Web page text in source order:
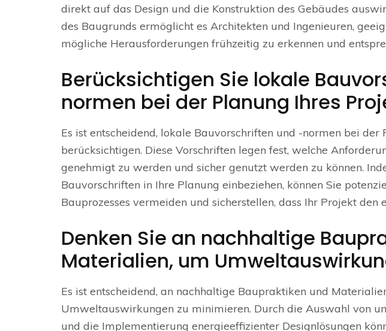
direkt auf das Design und die Konstruktion des Gebäudes
des Baugrunds ermöglicht es Architekten und Ingenieuren,
mögliche Herausforderungen frühzeitig zu erkennen und
Berücksichtigen Sie lokale
normen bei der Planung Ihres
Es ist entscheidend, lokale Bauvorschriften und -normen bei
berücksichtigen. Diese Vorschriften legen fest, welche
genehmigt zu werden und sicher genutzt werden zu können.
Bauvorschriften in Ihre Planung einbeziehen, können Sie
Bauprozesses vermeiden und sicherstellen, dass Ihr Projekt
Denken Sie an nachhaltige
Materialien, um
Es ist entscheidend, an nachhaltige Baupraktiken und
Umweltauswirkungen zu minimieren. Durch die Auswahl von
und die Implementierung energieeffizienter Designlösungen